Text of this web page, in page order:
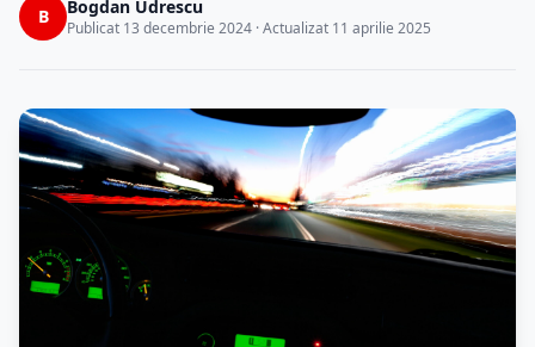
B Bogdan Udrescu
Publicat 13 decembrie 2024 · Actualizat 11 aprilie 2025